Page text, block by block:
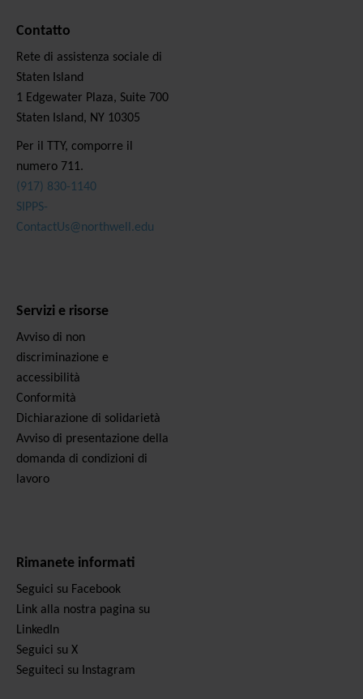
Contatto
Rete di assistenza sociale di
Staten Island
1 Edgewater Plaza, Suite 700
Staten Island, NY 10305
Per il TTY, comporre il
numero 711.
(917) 830-1140
SIPPS-
ContactUs@northwell.edu
Servizi e risorse
Avviso di non
discriminazione e
accessibilità
Conformità
Dichiarazione di solidarietà
Avviso di presentazione della
domanda di condizioni di
lavoro
Rimanete informati
Seguici su Facebook
Link alla nostra pagina su
LinkedIn
Seguici su X
Seguiteci su Instagram